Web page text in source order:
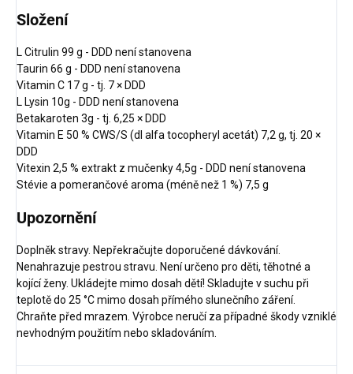
Složení
L Citrulin 99 g - DDD není stanovena
Taurin 66 g - DDD není stanovena
Vitamin C 17 g - tj. 7 × DDD
L Lysin 10g - DDD není stanovena
Betakaroten 3g - tj. 6,25 × DDD
Vitamin E 50 % CWS/S (dl alfa tocopheryl acetát) 7,2 g, tj. 20 ×
DDD
Vitexin 2,5 % extrakt z mučenky 4,5g - DDD není stanovena
Stévie a pomerančové aroma (méně než 1 %) 7,5 g
Upozornění
Doplněk stravy. Nepřekračujte doporučené dávkování.
Nenahrazuje pestrou stravu. Není určeno pro děti, těhotné a
kojící ženy. Ukládejte mimo dosah dětí! Skladujte v suchu při
teplotě do 25 °C mimo dosah přímého slunečního záření.
Chraňte před mrazem. Výrobce neručí za případné škody vzniklé
nevhodným použitím nebo skladováním.